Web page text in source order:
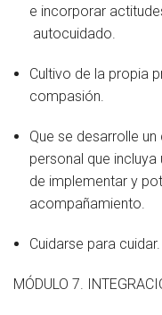
e incorporar
autocuidado.
Cultivo de la propia
compasión.
Que se desarrolle
personal que
de implementar y
acompañamiento.
Cuidarse para cuidar.
MÓDULO 7.